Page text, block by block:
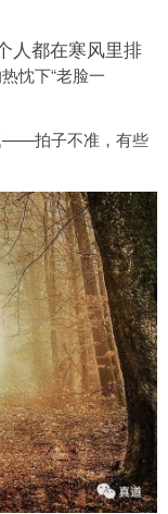
人都在寒风里排
忱下“老脸一
——拍子不准，有些